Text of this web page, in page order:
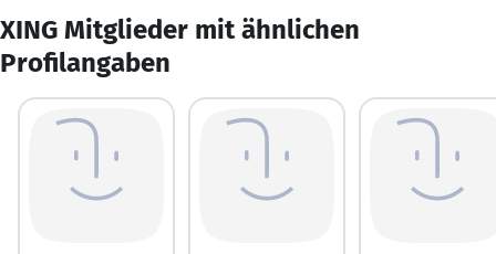
XING Mitglieder mit ähnlichen
Profilangaben